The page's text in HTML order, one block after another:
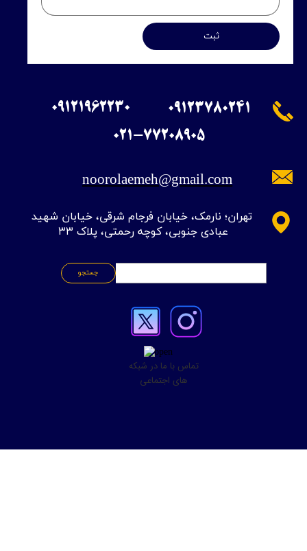
ثبت
​021-77208905
​تهران؛ نارمک، خیابان فرجام شرقی، خیابان شهید
عبادی جنوبی، کوچه رحمتی، پلاک ۳۳
noorolaemeh@gmail.com
09121962230 09123780241
جستجو
تماس با ما در شبکه
های اجتماعی